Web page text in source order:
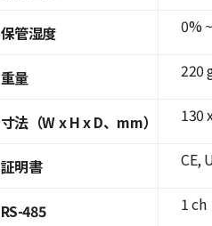
保管湿度
重量
寸法（W x H x D、mm）
証明書
RS-485
0%
220
130
CE,
1 ch